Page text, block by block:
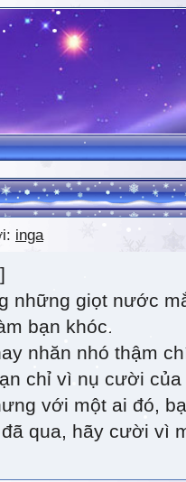
inga
những giọt nước
bạn khóc.
nhăn nhó thậm
chỉ vì nụ cười
với một ai đó,
qua, hãy cười vì